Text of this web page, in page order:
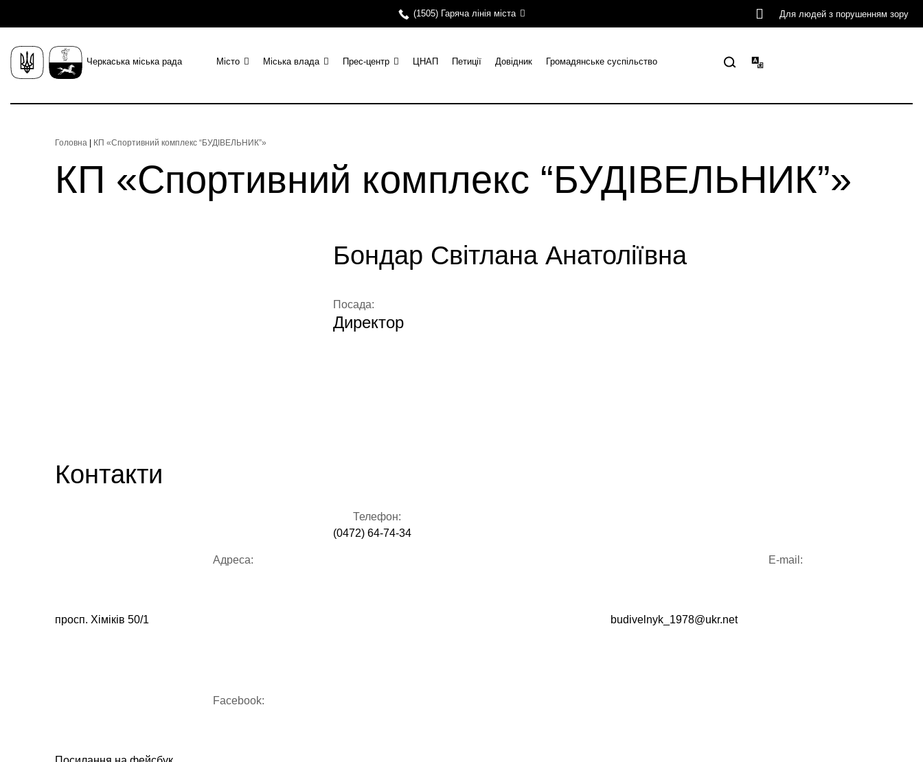
(1505) Гаряча лінія міста Для людей з порушенням зору
Черкаська міська рада Місто Міська влада Прес-центр ЦНАП Петиції Довідник Громадянське суспільство
Головна КП «Спортивний комплекс “БУДІВЕЛЬНИК”»
КП «Спортивний комплекс “БУДІВЕЛЬНИК”»
Бондар Світлана Анатоліївна
Посада:
Директор
Контакти
Адреса:
просп. Хіміків 50/1
Телефон:
(0472) 64-74-34
E-mail:
budivelnyk_1978@ukr.net
Facebook: